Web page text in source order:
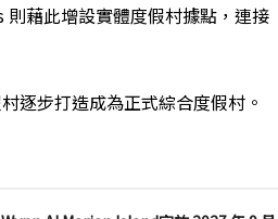
則藉此增設實體度假村據點，連接
逐步打造成為正式綜合度假村。